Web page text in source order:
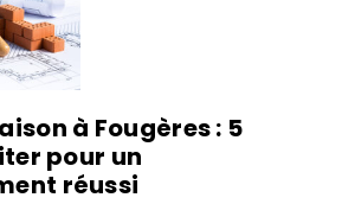
à Fougères : 5
pour un
réussi